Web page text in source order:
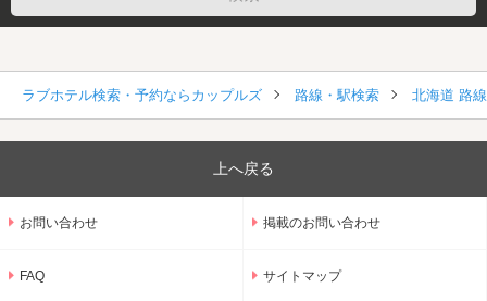
ラブホテル検索・予約ならカップルズ 路線・駅検索 北海道 路
上へ戻る
お問い合わせ 掲載のお問い合わせ
FAQ サイトマップ